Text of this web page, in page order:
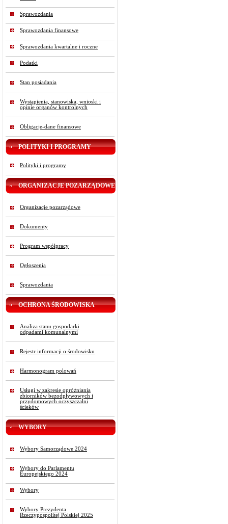
Sprawozdania
Sprawozdania finansowe
Sprawozdania kwartalne i roczne
Podatki
Stan posiadania
Wystąpienia, stanowiska, wnioski i
opinie organów kontrolnych
Obligacje-dane finansowe
POLITYKI I PROGRAMY
Polityki i programy
ORGANIZACJE POZARZĄDOWE
Organizacje pozarządowe
Dokumenty
Program współpracy
Ogłoszenia
Sprawozdania
OCHRONA ŚRODOWISKA
Analiza stanu gospodarki
odpadami komunalnymi
Rejestr informacji o środowisku
Harmonogram polowań
Usługi w zakresie opróżniania
zbiorników bezodpływowych i
przydomowych oczyszczalni
ścieków
WYBORY
Wybory Samorządowe 2024
Wybory do Parlamentu
Europejskiego 2024
Wybory
Wybory Prezydenta
Rzeczypospolitej Polskiej 2025